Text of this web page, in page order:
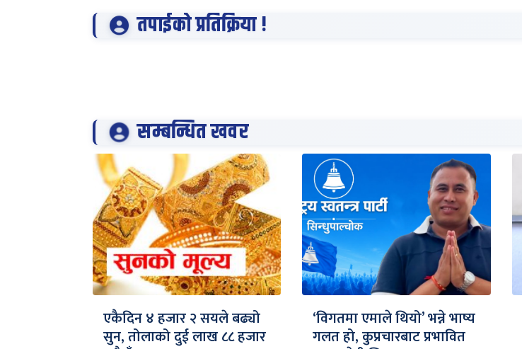
तपाईको प्रतिक्रिया !
सम्बन्धित खवर
एकैदिन ४ हजार २ सयले बढ्यो
सुन, तोलाको दुई लाख ८८ हजार
‘विगतमा एमाले थियो’ भन्ने भाष्य
गलत हो, कुप्रचारबाट प्रभावित